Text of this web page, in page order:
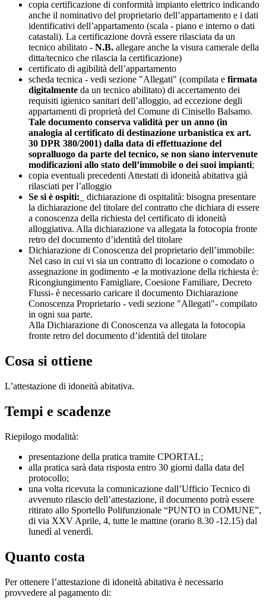
copia certificazione di conformità impianto elettrico indicando
anche il nominativo del proprietario dell’appartamento e i dati
identificativi dell’appartamento (scala - piano e interno o dati
catastali). La certificazione dovrà essere rilasciata da un
tecnico abilitato - N.B. allegare anche la visura camerale della
ditta/tecnico che rilascia la certificazione)
certificato di agibilità dell’appartamento
scheda tecnica - vedi sezione "Allegati" (compilata e firmata
digitalmente da un tecnico abilitato) di accertamento dei
requisiti igienico sanitari dell’alloggio, ad eccezione degli
appartamenti di proprietà del Comune di Cinisello Balsamo.
Tale documento conserva validità per un anno (in
analogia al certificato di destinazione urbanistica ex art.
30 DPR 380/2001) dalla data di effettuazione del
sopralluogo da parte del tecnico, se non siano intervenute
modificazioni allo stato dell’immobile o dei suoi impianti;
copia eventuali precedenti Attestati di idoneità abitativa già
rilasciati per l’alloggio
Se si è ospiti: _ dichiarazione di ospitalità: bisogna presentare
la dichiarazione del titolare del contratto che dichiara di essere
a conoscenza della richiesta del certificato di idoneità
alloggiativa. Alla dichiarazione va allegata la fotocopia fronte
retro del documento d’identità del titolare
Dichiarazione di Conoscenza del proprietario dell’immobile:
Nel caso in cui vi sia un contratto di locazione o comodato o
assegnazione in godimento -e la motivazione della richiesta è:
Ricongiungimento Famigliare, Coesione Familiare, Decreto
Flussi- è necessario caricare il documento Dichiarazione
Conoscenza Proprietario - vedi sezione "Allegati"- compilato
in ogni sua parte.
Alla Dichiarazione di Conoscenza va allegata la fotocopia
fronte retro del documento d’identità del titolare
Cosa si ottiene
L’attestazione di idoneità abitativa.
Tempi e scadenze
Riepilogo modalità:
presentazione della pratica tramite CPORTAL;
alla pratica sarà data risposta entro 30 giorni dalla data del
protocollo;
una volta ricevuta la comunicazione dall’Ufficio Tecnico di
avvenuto rilascio dell’attestazione, il documento potrà essere
ritirato allo Sportello Polifunzionale “PUNTO in COMUNE”,
di via XXV Aprile, 4, tutte le mattine (orario 8.30 -12.15) dal
lunedì al venerdì.
Quanto costa
Per ottenere l’attestazione di idoneità abitativa è necessario
provvedere al pagamento di: